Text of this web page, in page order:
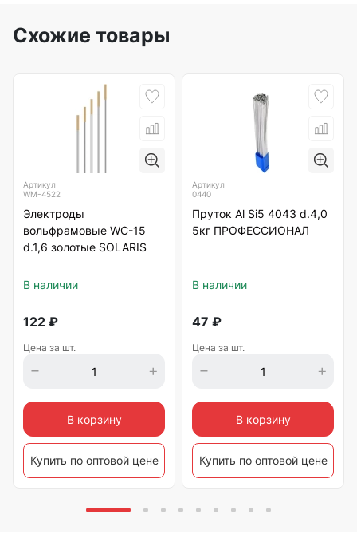
Схожие товары
Артикул
WM-4522
Электроды
вольфрамовые WC-15
d.1,6 золотые SOLARIS
В наличии
122 ₽
Цена за шт.
В корзину
Купить по оптовой цене
Артикул
0440
Пруток Al Si5 4043 d.4,0
5кг ПРОФЕССИОНАЛ
В наличии
47 ₽
Цена за шт.
В корзину
Купить по оптовой цене